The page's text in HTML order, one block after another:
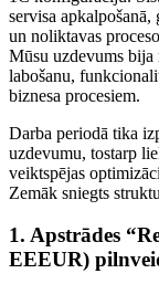
servisa
un noliktavas
Mūsu uzdevums bija
labošanu,
biznesa procesiem.
Darba periodā tika
uzdevumu, tostarp
veiktspējas
Zemāk sniegts
1. Apstrādes
EEEUR)